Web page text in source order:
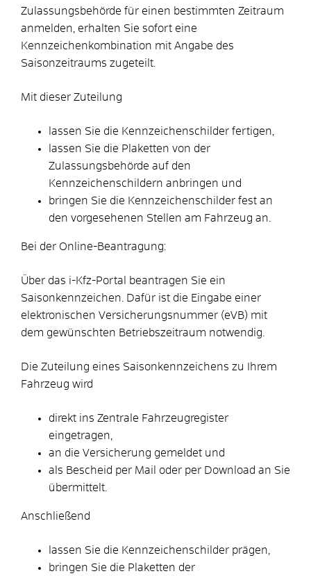
Zulassungsbehörde für einen bestimmten Zeitraum
anmelden, erhalten Sie sofort eine
Kennzeichenkombination mit Angabe des
Saisonzeitraums zugeteilt.
Mit dieser Zuteilung
lassen Sie die Kennzeichenschilder fertigen,
lassen Sie die Plaketten von der
Zulassungsbehörde auf den
Kennzeichenschildern anbringen und
bringen Sie die Kennzeichenschilder fest an
den vorgesehenen Stellen am Fahrzeug an.
Bei der Online-Beantragung:
Über das i-Kfz-Portal beantragen Sie ein
Saisonkennzeichen. Dafür ist die Eingabe einer
elektronischen Versicherungsnummer (eVB) mit
dem gewünschten Betriebszeitraum notwendig.
Die Zuteilung eines Saisonkennzeichens zu Ihrem
Fahrzeug wird
direkt ins Zentrale Fahrzeugregister
eingetragen,
an die Versicherung gemeldet und
als Bescheid per Mail oder per Download an Sie
übermittelt.
Anschließend
lassen Sie die Kennzeichenschilder prägen,
bringen Sie die Plaketten der